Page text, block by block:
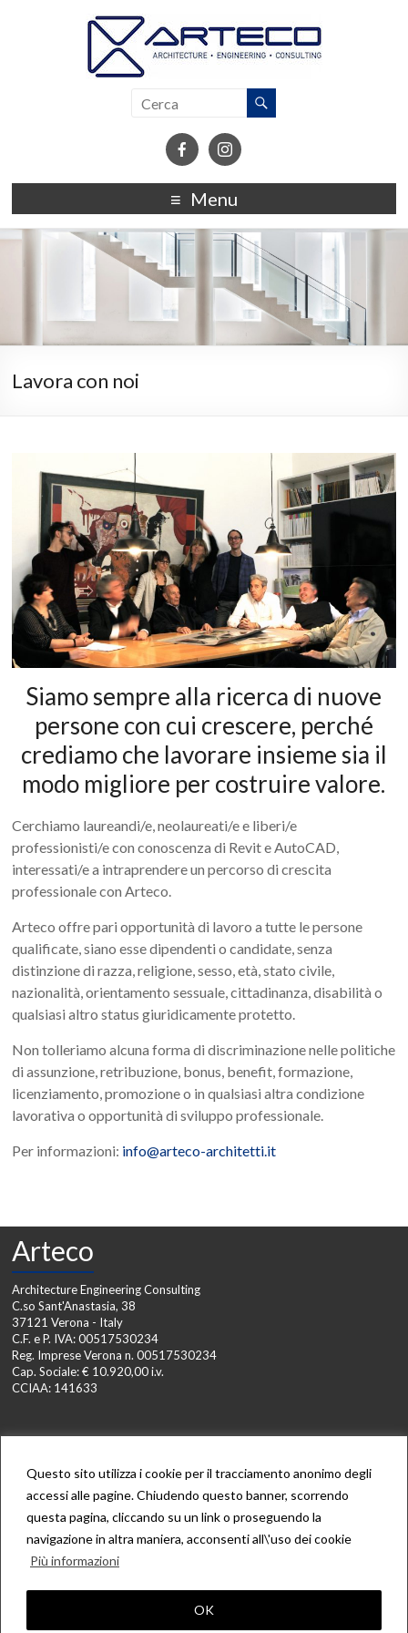
Questo sito utilizza i cookie per il tracciamento anonimo degli
accessi alle pagine. Chiudendo questo banner, scorrendo
questa pagina, cliccando su un link o proseguendo la
navigazione in altra maniera, acconsenti all\'uso dei cookie
Più informazioni
OK
Menu
Lavora con noi
Siamo sempre alla ricerca di nuove
persone con cui crescere, perché
crediamo che lavorare insieme sia il
modo migliore per costruire valore.
Cerchiamo laureandi/e, neolaureati/e e liberi/e
professionisti/e con conoscenza di Revit e AutoCAD,
interessati/e a intraprendere un percorso di crescita
professionale con Arteco.
Arteco offre pari opportunità di lavoro a tutte le persone
qualificate, siano esse dipendenti o candidate, senza
distinzione di razza, religione, sesso, età, stato civile,
nazionalità, orientamento sessuale, cittadinanza, disabilità o
qualsiasi altro status giuridicamente protetto.
Non tolleriamo alcuna forma di discriminazione nelle politiche
di assunzione, retribuzione, bonus, benefit, formazione,
licenziamento, promozione o in qualsiasi altra condizione
lavorativa o opportunità di sviluppo professionale.
Per informazioni: info@arteco-architetti.it
Arteco
Architecture Engineering Consulting
C.so Sant'Anastasia, 38
37121 Verona - Italy
C.F. e P. IVA: 00517530234
Reg. Imprese Verona n. 00517530234
Cap. Sociale: € 10.920,00 i.v.
CCIAA: 141633
Telefono: +39.045.597133
Email: info@arteco-architetti.it
Sito web: www.arteco-architetti.it
Arteco Architecture Engineering Consulting